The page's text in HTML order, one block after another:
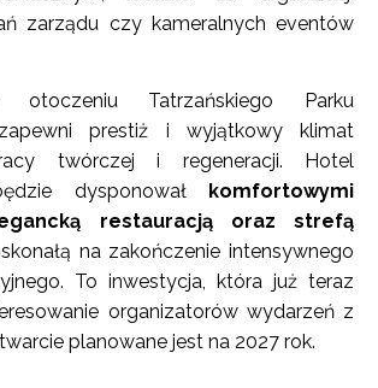
zarządu czy kameralnych eventów
otoczeniu Tatrzańskiego Parku
prestiż i wyjątkowy klimat
twórczej i regeneracji. Hotel
dysponowałkomfortowymi
restauracją oraz strefą
na zakończenie intensywnego
To inwestycja, która już teraz
organizatorów wydarzeń z
planowane jest na 2027 rok.